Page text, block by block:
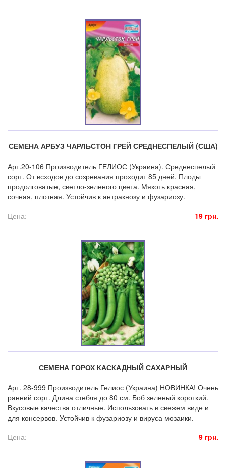
СЕМЕНА АРБУЗ ЧАРЛЬСТОН ГРЕЙ СРЕДНЕСПЕЛЫЙ (США)
Арт.20-106 Производитель ГЕЛИОС (Украина). Среднеспелый
сорт. От всходов до созревания проходит 85 дней. Плоды
продолговатые, светло-зеленого цвета. Мякоть красная,
сочная, плотная. Устойчив к антракнозу и фузариозу.
Цена:
19 грн.
СЕМЕНА ГОРОХ КАСКАДНЫЙ САХАРНЫЙ
Арт. 28-999 Производитель Гелиос (Украина) НОВИНКА! Очень
ранний сорт. Длина стебля до 80 см. Боб зеленый короткий.
Вкусовые качества отличные. Использовать в свежем виде и
для консервов. Устойчив к фузариозу и вируса мозаики.
Цена:
9 грн.